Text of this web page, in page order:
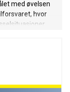
med øvelsen
hvor